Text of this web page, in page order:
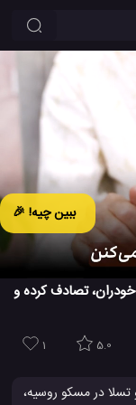
ببین چیه! 🎉
تصادف کرده و
1 5.0
در مسکو روسیه،